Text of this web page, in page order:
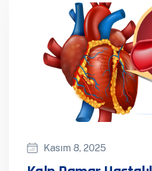
Kasım 8, 2025